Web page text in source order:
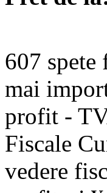
607
mai
profit -
Fiscale
vedere